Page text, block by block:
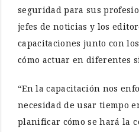
seguridad para sus
jefes de noticias y los
capacitaciones junto con
cómo actuar en diferentes
“En la capacitación nos
necesidad de usar tiempo
planificar cómo se hará la